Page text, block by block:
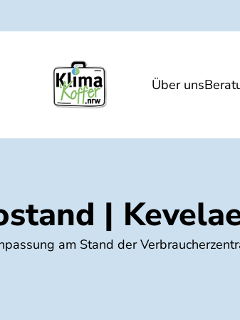
Über uns
und Gesundheit
|
am Stand der